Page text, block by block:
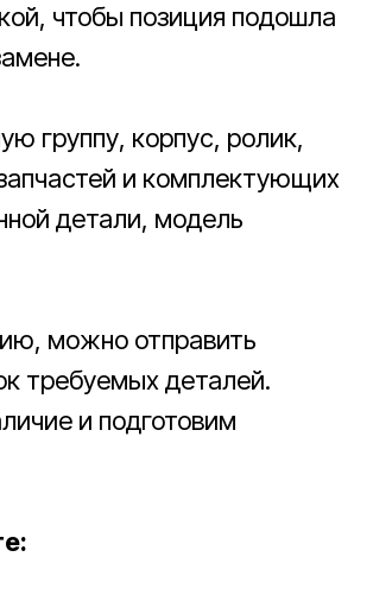
чтобы позиция подошла
группу, корпус, ролик,
и комплектующих
детали, модель
можно отправить
требуемых деталей.
и подготовим